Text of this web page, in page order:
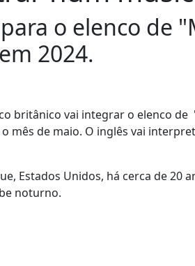
o elenco de
2024.
britânico vai integrar o elenco
mês de maio. O inglês vai
Estados Unidos, há cerca de 20
noturno.